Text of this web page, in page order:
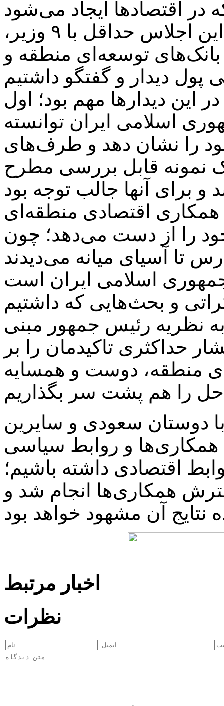
وزیر اقتصاد گفت: در حاشیه این اجلاس حداقل با ۹ وزیر،
توسعه‌ای منطقه و
این دیدارها مهم بود؛ اول
اسلامی ایران توانسته
را نشان دهد و طرف‌های
نمونه قابل بررسی مطرح
همکاری اقتصادی منطقه‌ای
را از دست می‌دهد؛ چون
تا آسیای میانه می‌دیدند
و بحث‌هایی که داشتیم
به نظریه رئیس جمهور مبنی
حداکثری تاکیدمان را بر
منطقه، دوست و همسایه
دوستان سعودی و سایرین
همکاری‌ها و روابط سیاسی
اقتصادی داشته باشیم؛
همکاری‌ها انجام شد و
اخبار مرتبط
نظرات